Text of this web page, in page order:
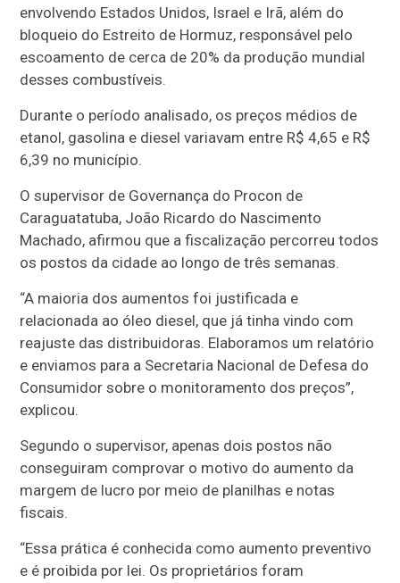
envolvendo Estados Unidos, Israel e Irã, além do
bloqueio do Estreito de Hormuz, responsável pelo
escoamento de cerca de 20% da produção mundial
desses combustíveis.
Durante o período analisado, os preços médios de
etanol, gasolina e diesel variavam entre R$ 4,65 e R$
6,39 no município.
O supervisor de Governança do Procon de
Caraguatatuba, João Ricardo do Nascimento
Machado, afirmou que a fiscalização percorreu todos
os postos da cidade ao longo de três semanas.
“A maioria dos aumentos foi justificada e
relacionada ao óleo diesel, que já tinha vindo com
reajuste das distribuidoras. Elaboramos um relatório
e enviamos para a Secretaria Nacional de Defesa do
Consumidor sobre o monitoramento dos preços”,
explicou.
Segundo o supervisor, apenas dois postos não
conseguiram comprovar o motivo do aumento da
margem de lucro por meio de planilhas e notas
fiscais.
“Essa prática é conhecida como aumento preventivo
e é proibida por lei. Os proprietários foram